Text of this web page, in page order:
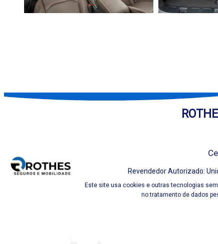
Revendedor Autorizado:
Este site usa cookies e outras tecnologias
no tratamento de dados